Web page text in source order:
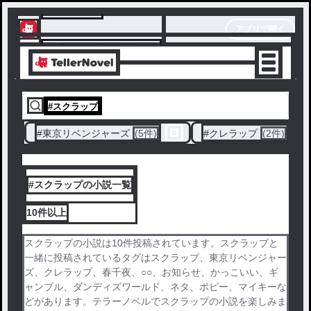
テラーノベル
アプリでサクサク楽しめる
#スクラップ
#東京リベンジャーズ (5件) #クレラップ (2件)
#スクラップの小説一覧
10件以上
スクラップの小説は10件投稿されています。スクラップと
一緒に投稿されているタグはスクラップ、東京リベンジャー
ズ、クレラップ、春千夜、○○、お知らせ、かっこいい、ギ
ャンブル、ダンディズワールド、ネタ、ポピー、マイキーな
どがあります。テラーノベルでスクラップの小説を楽しみま